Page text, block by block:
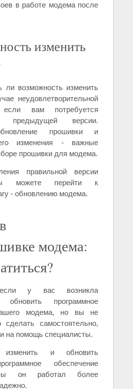
в работе модема после
изменить
ли возможность изменить
неудовлетворительной
вам потребуется
предыдущей версии.
прошивки и
изменения - важные
прошивки для модема.
правильной версии
можете перейти к
- обновлению модема.
модема:
у вас возникла
обновить программное
модема, но вы не
сделать самостоятельно,
на помощь специалисты.
и обновить
обеспечение
он работал более